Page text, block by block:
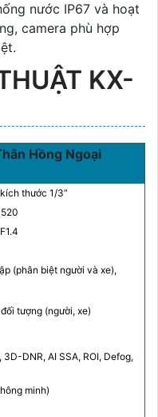
nước IP67 và hoạt
camera phù hợp
KX-
Hồng Ngoại
thước 1/3”
(phân biệt người và xe),
tượng (người, xe)
3D-DNR, AI SSA, ROI, Defog,
minh)